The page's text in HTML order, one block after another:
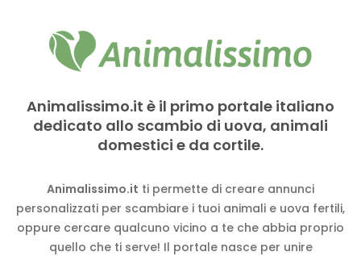
Animalissimo.it è il primo portale italiano
dedicato allo scambio di uova, animali
domestici e da cortile.
Animalissimo.it ti permette di creare annunci
personalizzati per scambiare i tuoi animali e uova fertili,
oppure cercare qualcuno vicino a te che abbia proprio
quello che ti serve! Il portale nasce per unire